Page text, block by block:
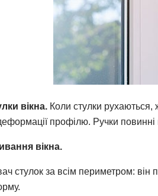
вікна. Коли стулки
профілю. Ручки
вікна.
стулок за всім периметром: